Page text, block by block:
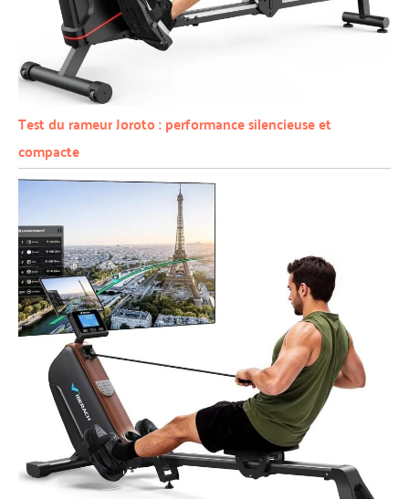
Test du rameur Joroto : performance silencieuse et
compacte